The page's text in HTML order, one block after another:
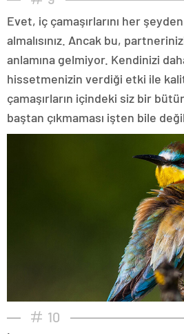
Evet, iç çamaşırlarını her
almalısınız. Ancak bu,
anlamına gelmiyor. Kendinizi
hissetmenizin verdiği etki ile
çamaşırların içindeki siz bir
baştan çıkmaması işten bile
10